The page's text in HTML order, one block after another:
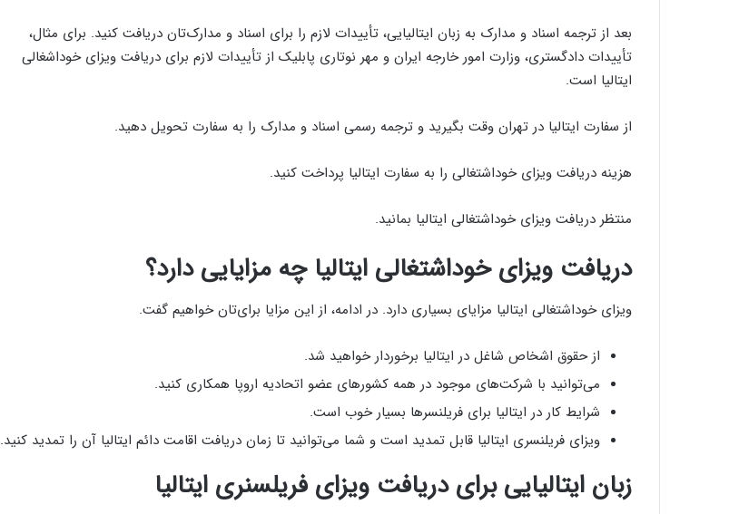
بعد از ترجمه اسناد و مدارک به زبان ایتالیایی، تأییدات لازم را برای اسناد و مدارک‌تان دریافت کنید. برای مثال،
تأییدات دادگستری، وزارت امور خارجه ایران و مهر نوتاری پابلیک از تأییدات لازم برای دریافت ویزای خوداشغالی
ایتالیا است.
از سفارت ایتالیا در تهران وقت بگیرید و ترجمه رسمی اسناد و مدارک را به سفارت تحویل دهید.
هزینه دریافت ویزای خوداشتغالی را به سفارت ایتالیا پرداخت کنید.
منتظر دریافت ویزای خوداشتغالی ایتالیا بمانید.
دریافت ویزای خوداشتغالی ایتالیا چه مزایایی دارد؟
ویزای خوداشتغالی ایتالیا مزایای بسیاری دارد. در ادامه، از این مزایا برای‌تان خواهیم گفت.
از حقوق اشخاص شاغل در ایتالیا برخوردار خواهید شد.
می‌‎‌توانید با شرکت‌های موجود در همه کشورهای عضو اتحادیه اروپا همکاری کنید.
شرایط کار در ایتالیا برای فریلنسرها بسیار خوب است.
ویزای فریلنسری ایتالیا قابل تمدید است و شما می‌توانید تا زمان دریافت اقامت دائم ایتالیا آن را تمدید کنید.
زبان ایتالیایی برای دریافت ویزای فریلسنری ایتالیا